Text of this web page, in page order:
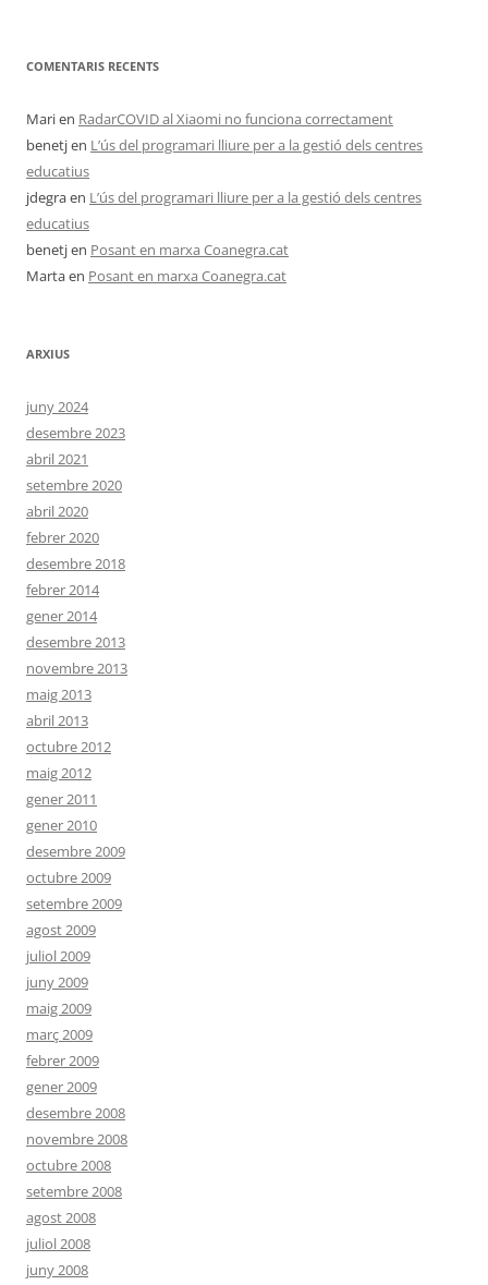
COMENTARIS RECENTS
Marien RadarCOVID al Xiaomi no funciona correctament
benetjen L’ús del programari lliure per a la gestió dels centres
educatius
jdegraen L’ús del programari lliure per a la gestió dels centres
educatius
benetjen Posant en marxa Coanegra.cat
Martaen Posant en marxa Coanegra.cat
ARXIUS
juny 2024
desembre 2023
abril 2021
setembre 2020
abril 2020
febrer 2020
desembre 2018
febrer 2014
gener 2014
desembre 2013
novembre 2013
maig 2013
abril 2013
octubre 2012
maig 2012
gener 2011
gener 2010
desembre 2009
octubre 2009
setembre 2009
agost 2009
juliol 2009
juny 2009
maig 2009
març 2009
febrer 2009
gener 2009
desembre 2008
novembre 2008
octubre 2008
setembre 2008
agost 2008
juliol 2008
juny 2008